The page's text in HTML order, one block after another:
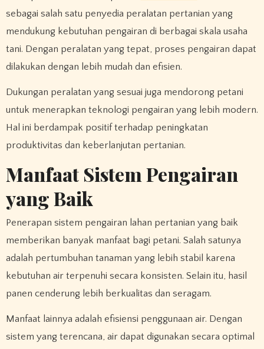
sebagai salah satu penyedia peralatan pertanian yang
mendukung kebutuhan pengairan di berbagai skala usaha
tani. Dengan peralatan yang tepat, proses pengairan dapat
dilakukan dengan lebih mudah dan efisien.
Dukungan peralatan yang sesuai juga mendorong petani
untuk menerapkan teknologi pengairan yang lebih modern.
Hal ini berdampak positif terhadap peningkatan
produktivitas dan keberlanjutan pertanian.
Manfaat Sistem Pengairan
yang Baik
Penerapan sistem pengairan lahan pertanian yang baik
memberikan banyak manfaat bagi petani. Salah satunya
adalah pertumbuhan tanaman yang lebih stabil karena
kebutuhan air terpenuhi secara konsisten. Selain itu, hasil
panen cenderung lebih berkualitas dan seragam.
Manfaat lainnya adalah efisiensi penggunaan air. Dengan
sistem yang terencana, air dapat digunakan secara optimal